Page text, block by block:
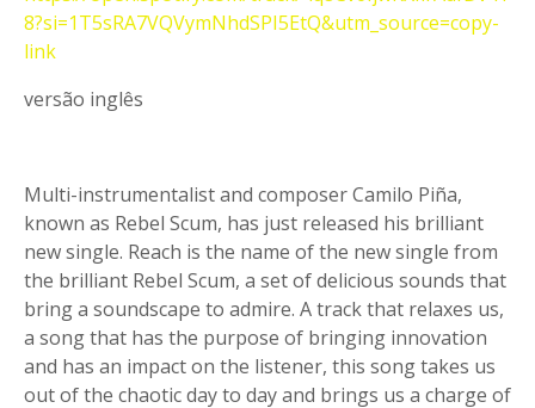
8?si=1T5sRA7VQVymNhdSPI5EtQ&utm_source=copy-
link
versão inglês
Multi-instrumentalist and composer Camilo Piña,
known as Rebel Scum, has just released his brilliant
new single. Reach is the name of the new single from
the brilliant Rebel Scum, a set of delicious sounds that
bring a soundscape to admire. A track that relaxes us,
a song that has the purpose of bringing innovation
and has an impact on the listener, this song takes us
out of the chaotic day to day and brings us a charge of